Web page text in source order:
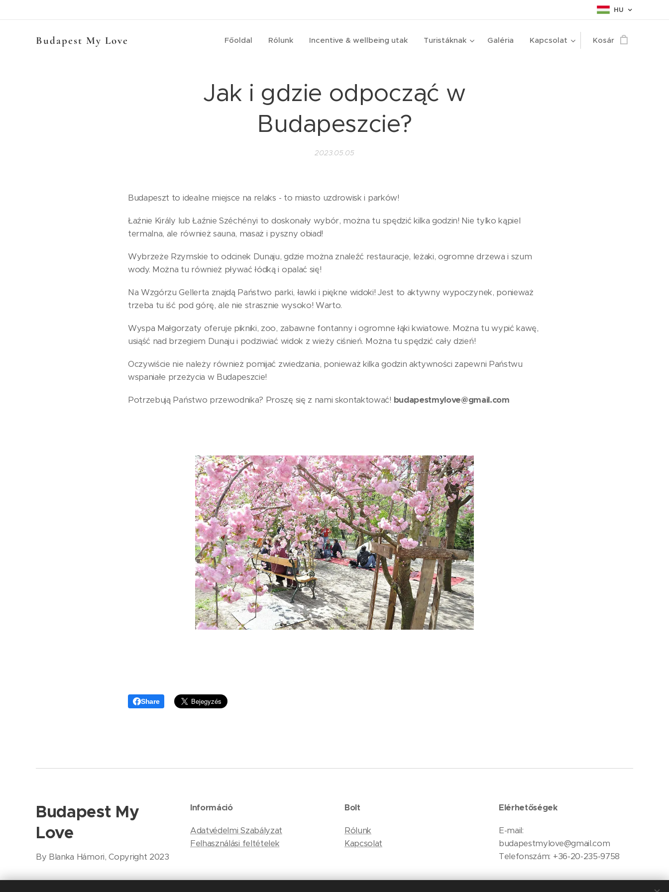
HU
Budapest My Love Főoldal Rólunk Incentive & wellbeing utak Turistáknak Galéria Kapcsolat Kosár
Jak i gdzie odpocząć w
Budapeszcie?
2023.05.05
Budapeszt to idealne miejsce na relaks - to miasto uzdrowisk i parków!
Łaźnie Király lub Łaźnie Széchényi to doskonały wybór, można tu spędzić kilka godzin! Nie tylko kąpiel
termalna, ale również sauna, masaż i pyszny obiad!
Wybrzeże Rzymskie to odcinek Dunaju, gdzie można znaleźć restauracje, leżaki, ogromne drzewa i szum
wody. Można tu również pływać łódką i opalać się!
Na Wzgórzu Gellerta znajdą Państwo parki, ławki i piękne widoki! Jest to aktywny wypoczynek, ponieważ
trzeba tu iść pod górę, ale nie strasznie wysoko! Warto.
Wyspa Małgorzaty oferuje pikniki, zoo, zabawne fontanny i ogromne łąki kwiatowe. Można tu wypić kawę,
usiąść nad brzegiem Dunaju i podziwiać widok z wieży ciśnień. Można tu spędzić cały dzień!
Oczywiście nie należy również pomijać zwiedzania, ponieważ kilka godzin aktywności zapewni Państwu
wspaniałe przeżycia w Budapeszcie!
Potrzebują Państwo przewodnika? Proszę się z nami skontaktować! budapestmylove@gmail.com
Share
Budapest My
Love
By Blanka Hámori, Copyright 2023
Információ
Adatvédelmi Szabályzat
Felhasználási feltételek
Bolt
Rólunk
Kapcsolat
Elérhetőségek
E-mail:
budapestmylove@gmail.com
Telefonszám: +36-20-235-9758